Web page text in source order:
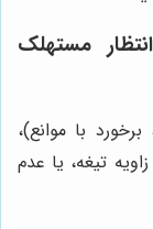
مستهلک
با موانع)،
تیغه، یا عدم